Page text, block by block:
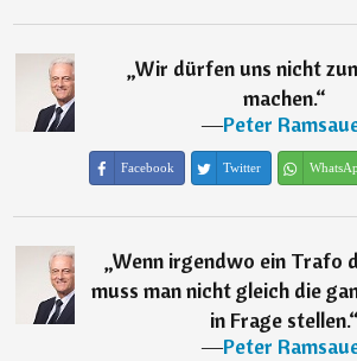
„Wir dürfen uns nicht
machen.“
―Peter
Facebook Twitter
„Wenn irgendwo ein Trafo
muss man nicht gleich die
in Frage stellen.“
―Peter